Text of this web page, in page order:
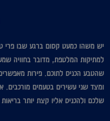
יש משהו כמעט קסום ברגע שבו פרי
למתיקות המלטפת, מדובר בחוויה
שהטבע הכניס לתוכם. פירות
ומצד שני עשירים בטעמים
שלכם ולהכניס אליו קצת יותר בריאות